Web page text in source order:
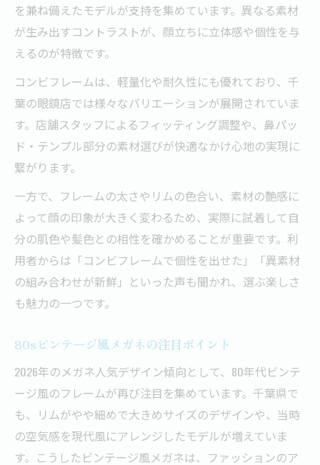
を兼ね備えたモデルが支持を集めています。異なる素材
が生み出すコントラストが、顔立ちに立体感や個性を与
えるのが特徴です。
コンビフレームは、軽量化や耐久性にも優れており、千
葉の眼鏡店では様々なバリエーションが展開されていま
す。店舗スタッフによるフィッティング調整や、鼻パッ
ド・テンプル部分の素材選びが快適なかけ心地の実現に
繋がります。
一方で、フレームの太さやリムの色合い、素材の艶感に
よって顔の印象が大きく変わるため、実際に試着して自
分の肌色や髪色との相性を確かめることが重要です。利
用者からは「コンビフレームで個性を出せた」「異素材
の組み合わせが新鮮」といった声も聞かれ、選ぶ楽しさ
も魅力の一つです。
80sビンテージ風メガネの注目ポイント
2026年のメガネ人気デザイン傾向として、80年代ビンテ
ージ風のフレームが再び注目を集めています。千葉県で
も、リムがやや細めで大きめサイズのデザインや、当時
の空気感を現代風にアレンジしたモデルが増えていま
す。こうしたビンテージ風メガネは、ファッションのア